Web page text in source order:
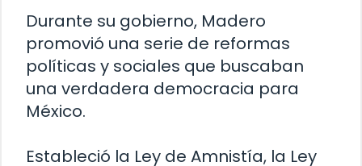
Durante su gobierno, Madero
promovió una serie de reformas
políticas y sociales que buscaban
una verdadera democracia para
México.
Estableció la Ley de Amnistía, la Ley